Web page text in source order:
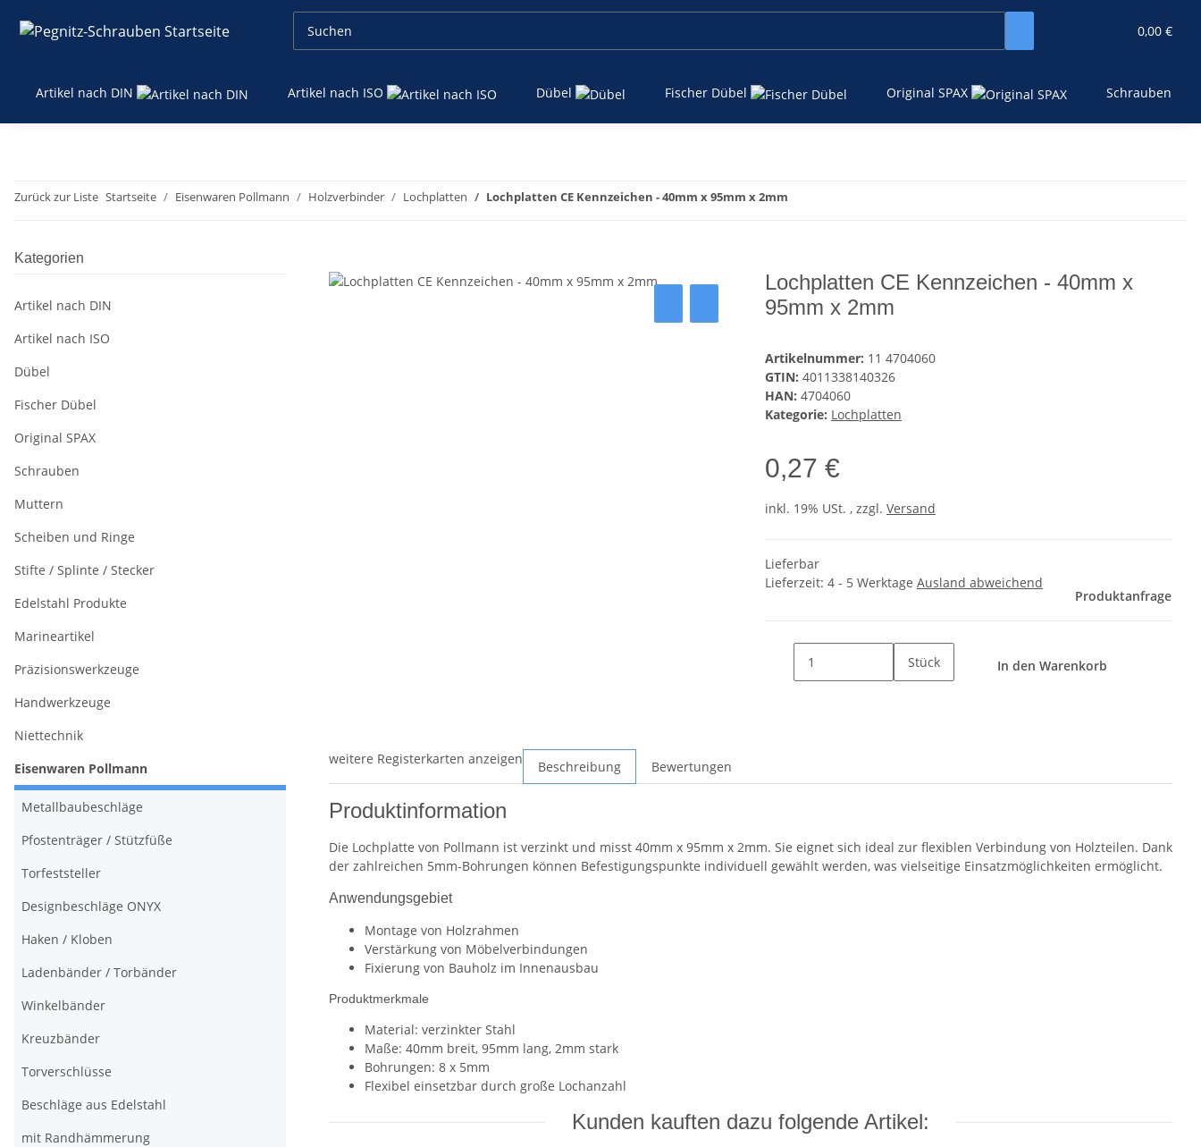
0,00 €
Artikel nach DIN Artikel nach ISO Dübel Fischer Dübel Original SPAX Schrauben
Zurück zur Liste Startseite Eisenwaren Pollmann Holzverbinder Lochplatten Lochplatten CE Kennzeichen - 40mm x 95mm x 2mm
Lochplatten CE Kennzeichen - 40mm x
95mm x 2mm
Artikelnummer: 11 4704060
GTIN: 4011338140326
HAN: 4704060
Kategorie: Lochplatten
0,27 €
inkl. 19% USt. , zzgl. Versand
Lieferbar
Lieferzeit: 4 - 5 Werktage Ausland abweichend
Produktanfrage
Stück In den Warenkorb
weitere Registerkarten anzeigen Beschreibung Bewertungen
Produktinformation
Die Lochplatte von Pollmann ist verzinkt und misst 40mm x 95mm x 2mm. Sie eignet sich ideal zur flexiblen Verbindung von Holzteilen. Dank
der zahlreichen 5mm-Bohrungen können Befestigungspunkte individuell gewählt werden, was vielseitige Einsatzmöglichkeiten ermöglicht.
Anwendungsgebiet
Montage von Holzrahmen
Verstärkung von Möbelverbindungen
Fixierung von Bauholz im Innenausbau
Produktmerkmale
Material: verzinkter Stahl
Maße: 40mm breit, 95mm lang, 2mm stark
Bohrungen: 8 x 5mm
Flexibel einsetzbar durch große Lochanzahl
Kunden kauften dazu folgende Artikel:
Kategorien
Artikel nach DIN
Artikel nach ISO
Dübel
Fischer Dübel
Original SPAX
Schrauben
Muttern
Scheiben und Ringe
Stifte / Splinte / Stecker
Edelstahl Produkte
Marineartikel
Präzisionswerkzeuge
Handwerkzeuge
Niettechnik
Eisenwaren Pollmann
Metallbaubeschläge
Pfostenträger / Stützfüße
Torfeststeller
Designbeschläge ONYX
Haken / Kloben
Ladenbänder / Torbänder
Winkelbänder
Kreuzbänder
Torverschlüsse
Beschläge aus Edelstahl
mit Randhämmerung